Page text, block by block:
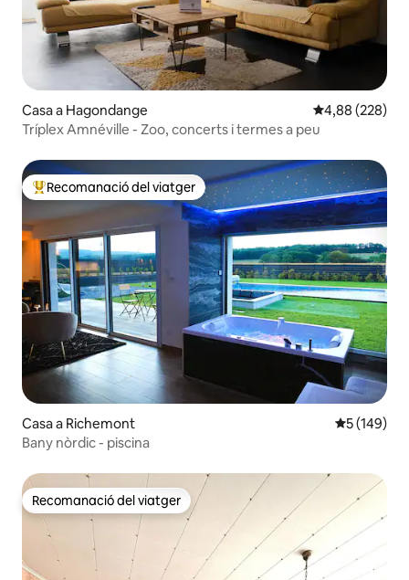
Casa a Hagondange 4,88 de
4,88 (228)
Tríplex Amnéville - Zoo, concerts i termes a peu
Principals recomanacions dels viatgers
Recomanació del viatger
Casa a Richemont 5 de
5 (149)
Bany nòrdic - piscina
Recomanació del viatger
Recomanació del viatger